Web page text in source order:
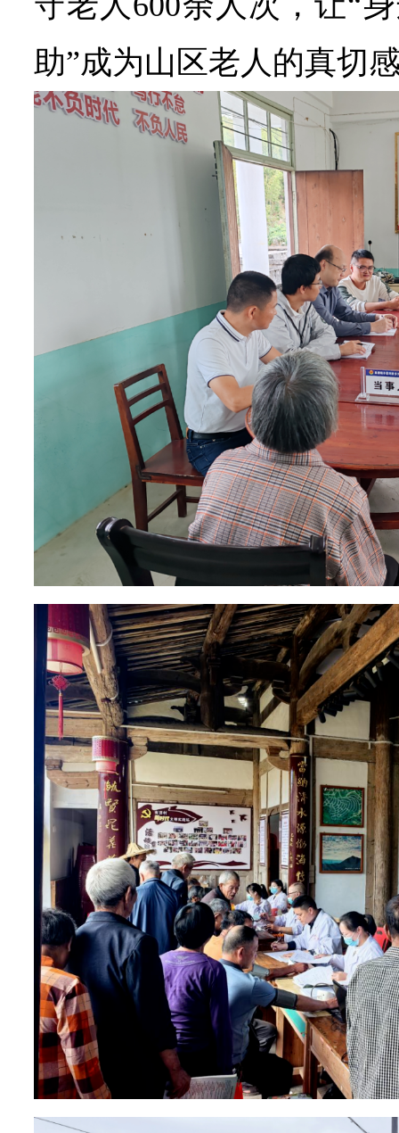
助”成为山区老人的真切